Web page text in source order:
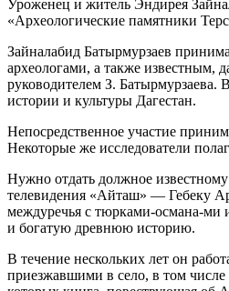
Уроженец и житель Эндирея
«Археологические памятники
Зайналабид Батырмурзаев
археологами, а также
руководителем З. Батырмурзаева.
истории и культуры Дагестан.
Непосредственное участие
Некоторые же исследователи
Нужно отдать должное известному
телевидения «Айташ» — Гебеку
междуречья с тюрками-османа-ми
и богатую древнюю историю.
В течение нескольких лет он
приезжавшими в село, в том